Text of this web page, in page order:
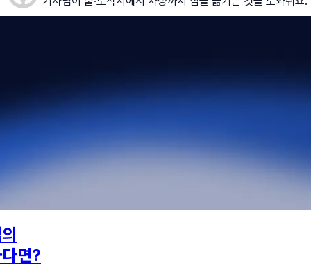
면?